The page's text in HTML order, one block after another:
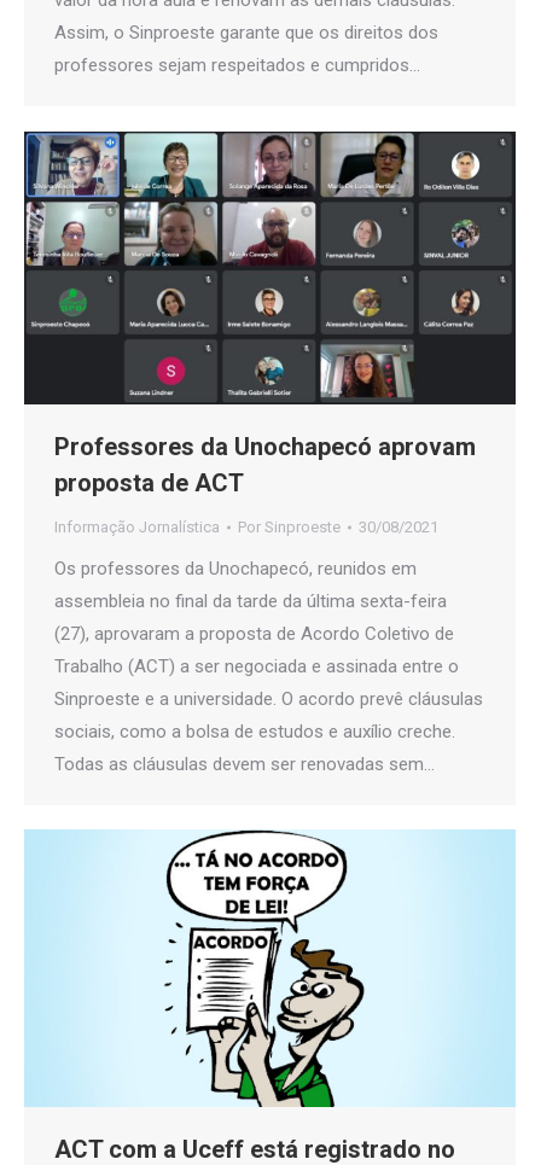
Assim, o Sinproeste garante que os direitos dos
professores sejam respeitados e cumpridos…
Professores da Unochapecó aprovam
proposta de ACT
Informação Jornalística Por Sinproeste 30/08/2021
Os professores da Unochapecó, reunidos em
assembleia no final da tarde da última sexta-feira
(27), aprovaram a proposta de Acordo Coletivo de
Trabalho (ACT) a ser negociada e assinada entre o
Sinproeste e a universidade. O acordo prevê cláusulas
sociais, como a bolsa de estudos e auxílio creche.
Todas as cláusulas devem ser renovadas sem…
ACT com a Uceff está registrado no